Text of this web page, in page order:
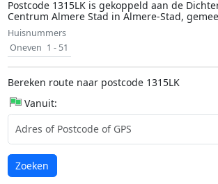
Postcode 1315LK is gekoppeld aan de
Centrum Almere Stad in Almere-Stad,
Huisnummers
Oneven 1 - 51
Bereken route naar postcode 1315LK
Vanuit:
Laden...
Zoeken